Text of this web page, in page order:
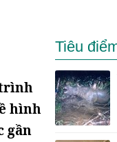
hình
gần
Tiêu